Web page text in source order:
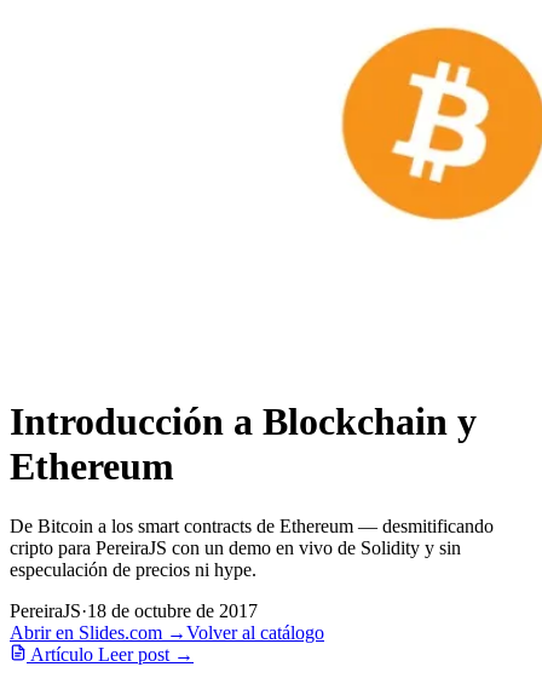
Introducción a Blockchain y
Ethereum
De Bitcoin a los smart contracts de Ethereum — desmitificando
cripto para PereiraJS con un demo en vivo de Solidity y sin
especulación de precios ni hype.
PereiraJS·18 de octubre de 2017
Abrir en Slides.com →Volver al catálogo
Artículo Leer post →